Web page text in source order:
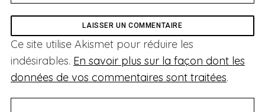
Ce site utilise Akismet pour réduire les
indésirables. En savoir plus sur la façon dont les
données de vos commentaires sont traitées.